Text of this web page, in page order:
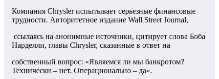
Компания Chrysler испытывает серьезные финансовые
трудности. Авторитетное издание Wall Street Journal,
ссылаясь на анонимные источники, цитирует слова Боба
Нарделли, главы Chrysler, сказанные в ответ на
собственный вопрос: «Являемся ли мы банкротом?
Технически – нет. Операционально – да».